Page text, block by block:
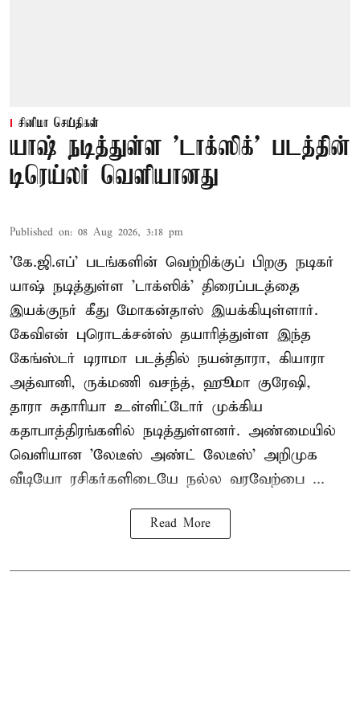
சினிமா செய்திகள்
யாஷ் நடித்துள்ள 'டாக்‌ஸிக்' படத்தின்
டிரெய்லர் வெளியானது
Published on: 08 Aug 2026, 3:18 pm
'கே.ஜி.எப்' படங்களின் வெற்றிக்குப் பிறகு நடிகர்
யாஷ் நடித்துள்ள 'டாக்ஸிக்' திரைப்படத்தை
இயக்குநர் கீது மோகன்தாஸ் இயக்கியுள்ளார்.
கேவிஎன் புரொடக்சன்ஸ் தயாரித்துள்ள இந்த
கேங்ஸ்டர் டிராமா படத்தில் நயன்தாரா, கியாரா
அத்வானி, ருக்மணி வசந்த், ஹூமா குரேஷி,
தாரா சுதாரியா உள்ளிட்டோர் முக்கிய
கதாபாத்திரங்களில் நடித்துள்ளனர். அண்மையில்
வெளியான 'லேடீஸ் அண்ட் லேடீஸ்' அறிமுக
வீடியோ ரசிகர்களிடையே நல்ல வரவேற்பை ...
Read More